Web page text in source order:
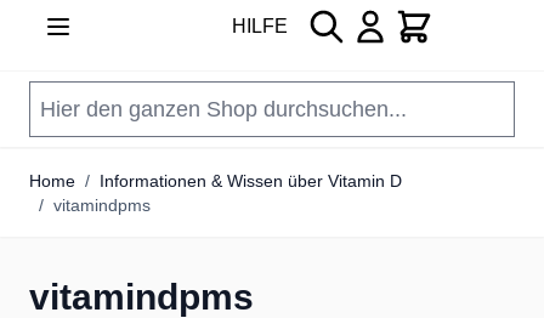
HILFE Suche Cart
Home / Informationen & Wissen über Vitamin D
/ vitamindpms
vitamindpms